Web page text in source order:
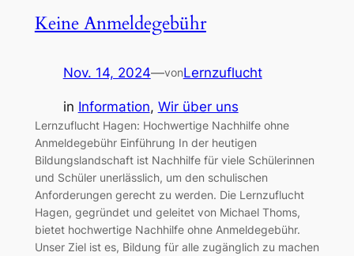
Keine Anmeldegebühr
Nov. 14, 2024—vonLernzuflucht
in Information, Wir über uns
Lernzuflucht Hagen: Hochwertige Nachhilfe ohne
Anmeldegebühr Einführung In der heutigen
Bildungslandschaft ist Nachhilfe für viele Schülerinnen
und Schüler unerlässlich, um den schulischen
Anforderungen gerecht zu werden. Die Lernzuflucht
Hagen, gegründet und geleitet von Michael Thoms,
bietet hochwertige Nachhilfe ohne Anmeldegebühr.
Unser Ziel ist es, Bildung für alle zugänglich zu machen